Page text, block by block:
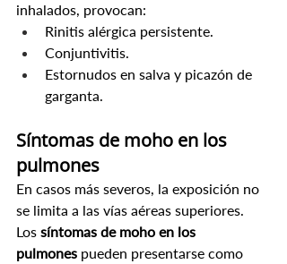
inhalados, provocan:
Rinitis alérgica persistente.
Conjuntivitis.
Estornudos en salva y picazón de
garganta.
Síntomas de moho en los
pulmones
En casos más severos, la exposición no
se limita a las vías aéreas superiores.
Los síntomas de moho en los
pulmones pueden presentarse como